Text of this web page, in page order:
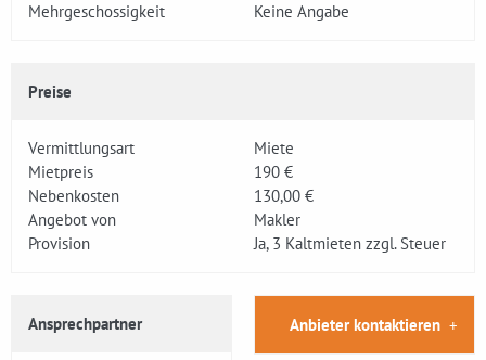
Mehrgeschossigkeit
Keine Angabe
Preise
Vermittlungsart
Miete
Mietpreis
190 €
Nebenkosten
130,00 €
Angebot von
Makler
Provision
Ja, 3 Kaltmieten zzgl. Steuer
Ansprechpartner Anbieter kontaktieren